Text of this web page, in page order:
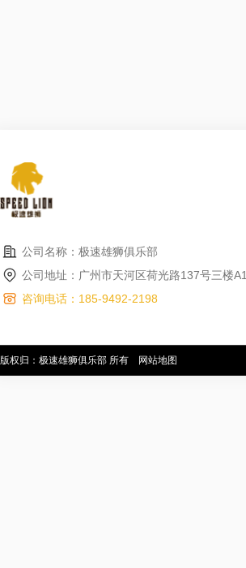
公司名称：极速雄狮俱乐部
公司地址：广州市天河区荷光路137号三楼
咨询电话：185-9492-2198
版权归：极速雄狮俱乐部 所有 网站地图